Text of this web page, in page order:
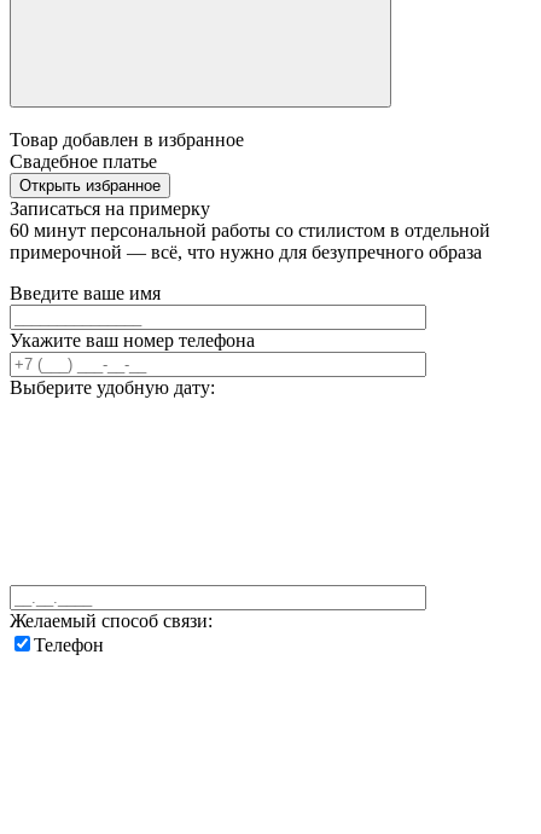
Товар добавлен в избранное
Свадебное платье
Открыть избранное
Записаться на примерку
60 минут персональной работы со стилистом в отдельной
примерочной — всё, что нужно для безупречного образа
Введите ваше имя
Укажите ваш номер телефона
Выберите удобную дату:
Желаемый способ связи:
Телефон